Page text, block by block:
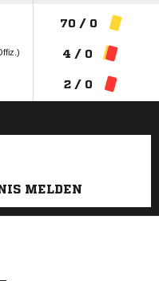
70 / 0
4 / 0
2 / 0
MELDEN